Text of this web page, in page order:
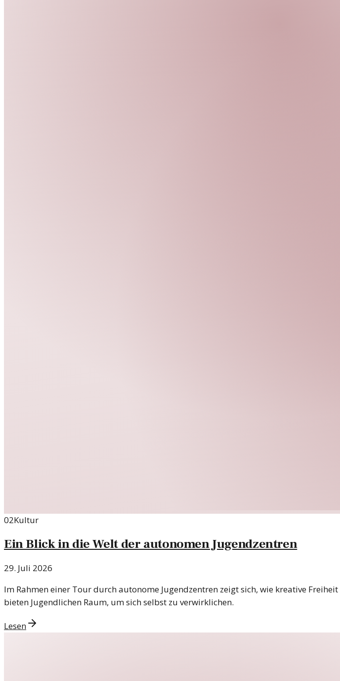
02Kultur
Ein Blick in die Welt der autonomen Jugendzentren
29. Juli 2026
Im Rahmen einer Tour durch autonome Jugendzentren zeigt sich, wie kreative
bieten Jugendlichen Raum, um sich selbst zu verwirklichen.
Lesen